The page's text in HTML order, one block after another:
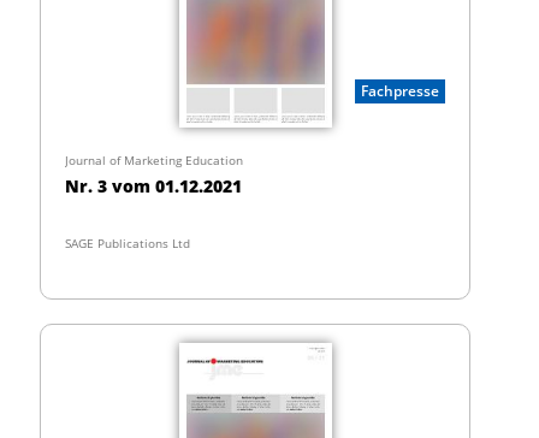
Fachpresse
Journal of Marketing Education
Nr. 3 vom 01.12.2021
SAGE Publications Ltd